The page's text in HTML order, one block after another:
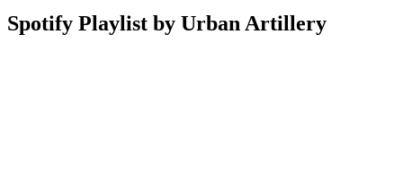
Spotify Playlist by Urban Artillery